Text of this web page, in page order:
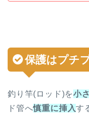
保護はプチ
釣り竿(ロッド)を小
ド管へ慎重に挿入す